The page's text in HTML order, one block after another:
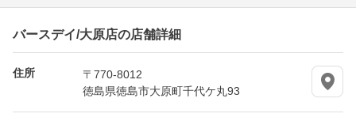
バースデイ/大原店の店舗詳細
住所
〒770-8012
徳島県徳島市大原町千代ケ丸93